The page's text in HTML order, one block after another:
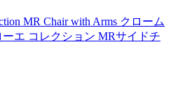
MR Chair with Arms クローム
エ コレクション MRサイドチ